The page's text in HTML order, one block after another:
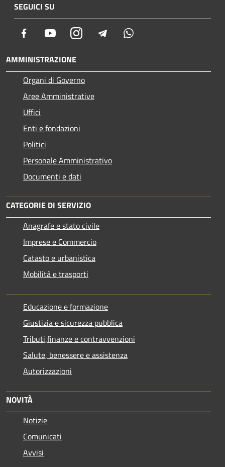
SEGUICI SU
Facebook YoutubeInstagram Telegram
AMMINISTRAZIONE
Organi di Governo
Aree Amministrative
Uffici
Enti e fondazioni
Politici
Personale Amministrativo
Documenti e dati
CATEGORIE DI SERVIZIO
Anagrafe e stato civile
Imprese e Commercio
Catasto e urbanistica
Mobilità e trasporti
Educazione e formazione
Giustizia e sicurezza pubblica
Tributi,finanze e contravvenzioni
Salute, benessere e assistenza
Autorizzazioni
NOVITÀ
Notizie
Comunicati
Avvisi